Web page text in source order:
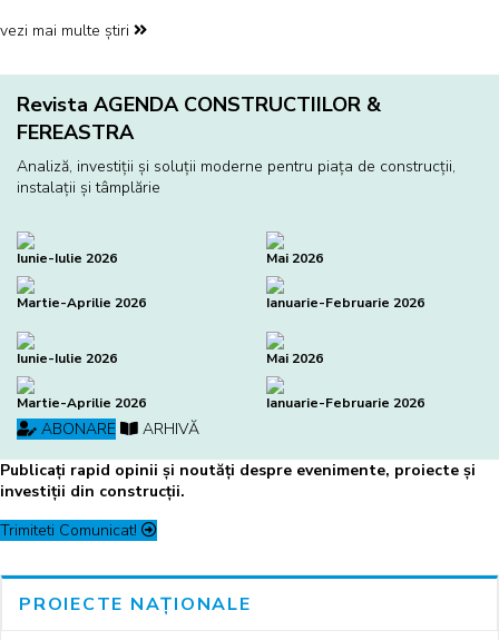
vezi mai multe știri
Revista AGENDA CONSTRUCTIILOR &
FEREASTRA
Analiză, investiţii și soluţii moderne pentru piaţa de construcţii,
instalaţii și tâmplărie
Iunie-Iulie 2026 Mai 2026
Martie-Aprilie 2026 Ianuarie-Februarie 2026
Iunie-Iulie 2026 Mai 2026
Martie-Aprilie 2026 Ianuarie-Februarie 2026
ABONARE
ARHIVĂ
Publicați rapid opinii și noutăți despre evenimente, proiecte și
investiții din construcții.
Trimiteti Comunicat!
PROIECTE NAȚIONALE